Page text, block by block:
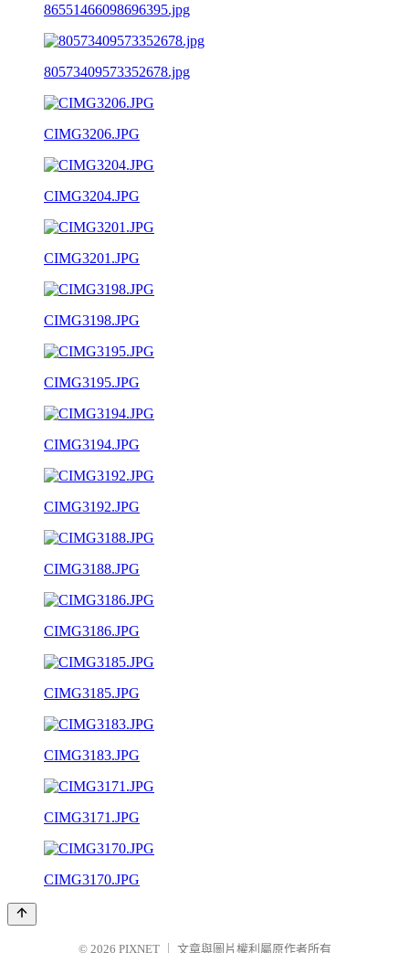
86551466098696395.jpg
80573409573352678.jpg
CIMG3206.JPG
CIMG3204.JPG
CIMG3201.JPG
CIMG3198.JPG
CIMG3195.JPG
CIMG3194.JPG
CIMG3192.JPG
CIMG3188.JPG
CIMG3186.JPG
CIMG3185.JPG
CIMG3183.JPG
CIMG3171.JPG
CIMG3170.JPG
© 2026 PIXNET 文章與圖片權利屬原作者所有